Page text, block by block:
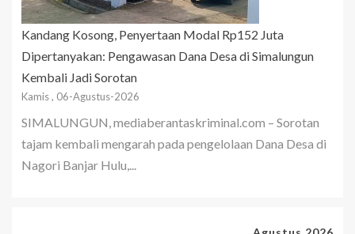
Kandang Kosong, Penyertaan Modal Rp152 Juta
Dipertanyakan: Pengawasan Dana Desa di Simalungun
Kembali Jadi Sorotan
Kamis , 06-Agustus-2026
SIMALUNGUN, mediaberantaskriminal.com – Sorotan
tajam kembali mengarah pada pengelolaan Dana Desa di
Nagori Banjar Hulu,...